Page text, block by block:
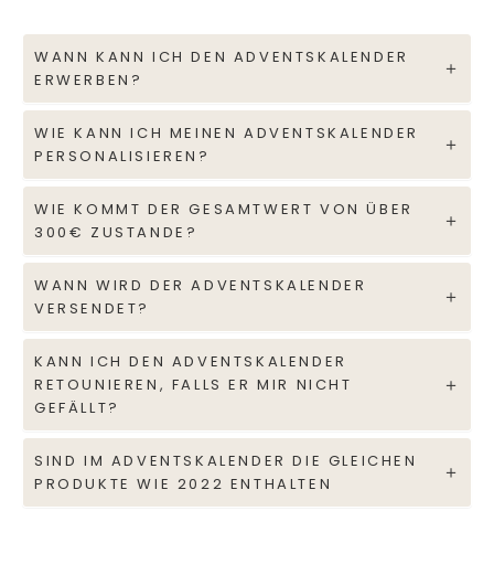
WANN KANN ICH DEN ADVENTSKALENDER
ERWERBEN?
WIE KANN ICH MEINEN ADVENTSKALENDER
PERSONALISIEREN?
WIE KOMMT DER GESAMTWERT VON ÜBER
300€ ZUSTANDE?
WANN WIRD DER ADVENTSKALENDER
VERSENDET?
KANN ICH DEN ADVENTSKALENDER
RETOUNIEREN, FALLS ER MIR NICHT
GEFÄLLT?
SIND IM ADVENTSKALENDER DIE GLEICHEN
PRODUKTE WIE 2022 ENTHALTEN